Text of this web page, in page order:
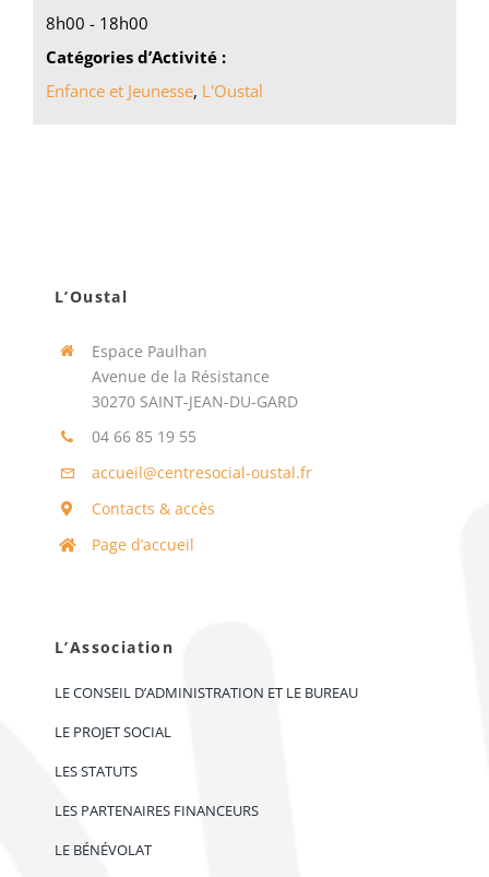
8h00 - 18h00
Catégories d’Activité :
Enfance et Jeunesse, L'Oustal
L’Oustal
Espace Paulhan
Avenue de la Résistance
30270 SAINT-JEAN-DU-GARD
04 66 85 19 55
accueil@centresocial-oustal.fr
Contacts & accès
Page d’accueil
L’Association
LE CONSEIL D’ADMINISTRATION ET LE BUREAU
LE PROJET SOCIAL
LES STATUTS
LES PARTENAIRES FINANCEURS
LE BÉNÉVOLAT